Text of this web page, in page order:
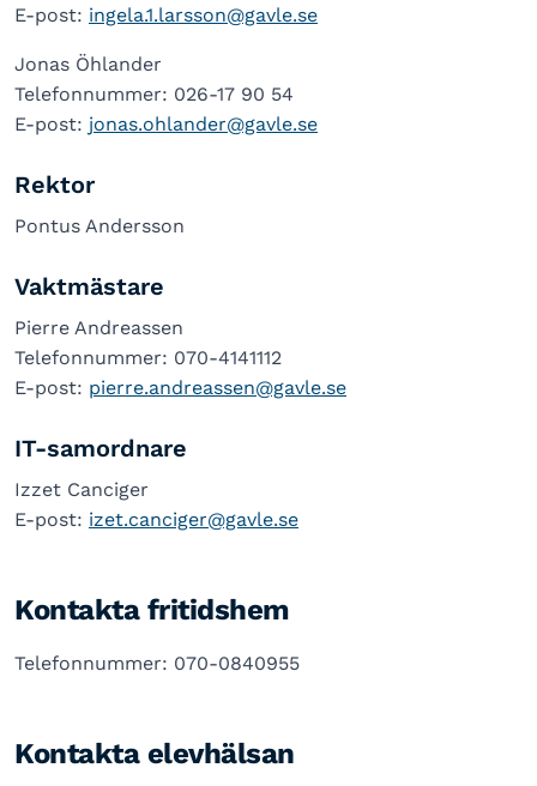
E-post: ingela.1.larsson@gavle.se
Jonas Öhlander
Telefonnummer: 026-17 90 54
E-post: jonas.ohlander@gavle.se
Rektor
Pontus Andersson
Vaktmästare
Pierre Andreassen
Telefonnummer: 070-4141112
E-post: pierre.andreassen@gavle.se
IT-samordnare
Izzet Canciger
E-post: izet.canciger@gavle.se
Kontakta fritidshem
Telefonnummer: 070-0840955
Kontakta elevhälsan